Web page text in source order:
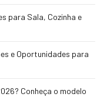
para Sala, Cozinha e
e Oportunidades para
Conheça o modelo